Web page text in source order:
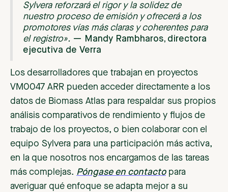
Sylvera reforzará el rigor y la solidez de
nuestro proceso de emisión y ofrecerá a los
promotores vías más claras y coherentes para
el registro». — Mandy Rambharos, directora
ejecutiva de Verra
Los desarrolladores que trabajan en proyectos
VM0047 ARR pueden acceder directamente a los
datos de Biomass Atlas para respaldar sus propios
análisis comparativos de rendimiento y flujos de
trabajo de los proyectos, o bien colaborar con el
equipo Sylvera para una participación más activa,
en la que nosotros nos encargamos de las tareas
más complejas. Póngase en contactopara
averiguar qué enfoque se adapta mejor a su